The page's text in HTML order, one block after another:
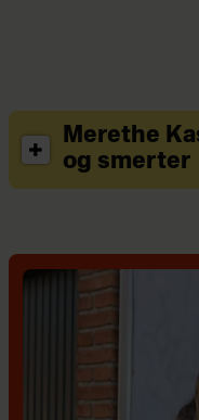
Merethe
og smerter